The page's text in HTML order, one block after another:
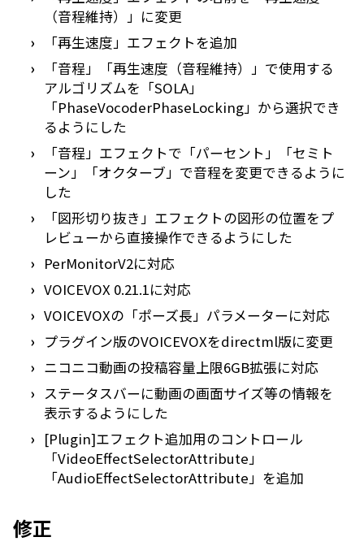
（音程維持）」に変更
「再生速度」エフェクトを追加
「音程」「再生速度（音程維持）」で使用する
アルゴリズムを「SOLA」
「PhaseVocoderPhaseLocking」から選択でき
るようにした
「音程」エフェクトで「パーセント」「セミト
ーン」「オクターブ」で音程を変更できるように
した
「図形切り抜き」エフェクトの図形の位置をプ
レビューから直接操作できるようにした
PerMonitorV2に対応
VOICEVOX 0.21.1に対応
VOICEVOXの「ポーズ長」パラメーターに対応
プラグイン版のVOICEVOXをdirectml版に変更
ニコニコ動画の投稿容量上限6GB拡張に対応
ステータスバーに動画の画面サイズ等の情報を
表示するようにした
[Plugin]エフェクト追加用のコントロール
「VideoEffectSelectorAttribute」
「AudioEffectSelectorAttribute」を追加
修正